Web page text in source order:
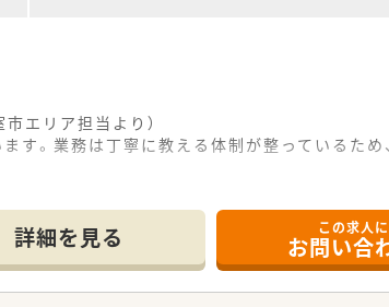
エリア担当より）
す。業務は丁寧に教える体制が整っているた
の場所に位置し、周辺には生活に便利な商業施
おり、専門性の高い知識を深めながら日々の業
での服薬指導など、薬剤師としての職能を多角
詳細を見る この求人に
お問い合